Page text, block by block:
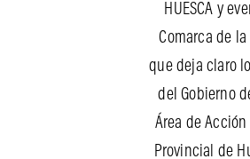
HUESCA y
Comarca de
que deja claro
del Gobierno
Área de
Provincial de